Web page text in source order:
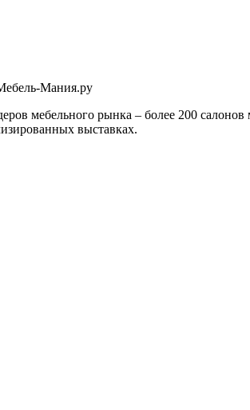
Мания.ру
мебельного рынка – более 200
выставках.